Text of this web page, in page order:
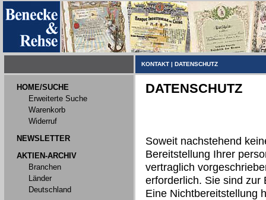
KONTAKT | DATENSCHUTZ
HOME/SUCHE
Erweiterte Suche
Warenkorb
Widerruf
NEWSLETTER
AKTIEN-ARCHIV
Branchen
Länder
Deutschland
DATENSCHUTZ
Soweit nachstehend
Bereitstellung Ihrer
vertraglich
erforderlich. Sie sind zur
Eine Nichtbereitstellung